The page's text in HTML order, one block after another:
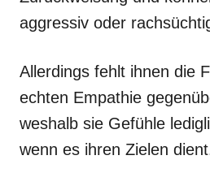
aggressiv oder
Allerdings fehlt ihnen die
echten Empathie
weshalb sie Gefühle
wenn es ihren Zielen